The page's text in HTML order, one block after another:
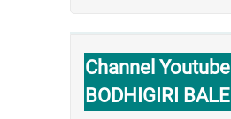
Channel Youtube
BODHIGIRI